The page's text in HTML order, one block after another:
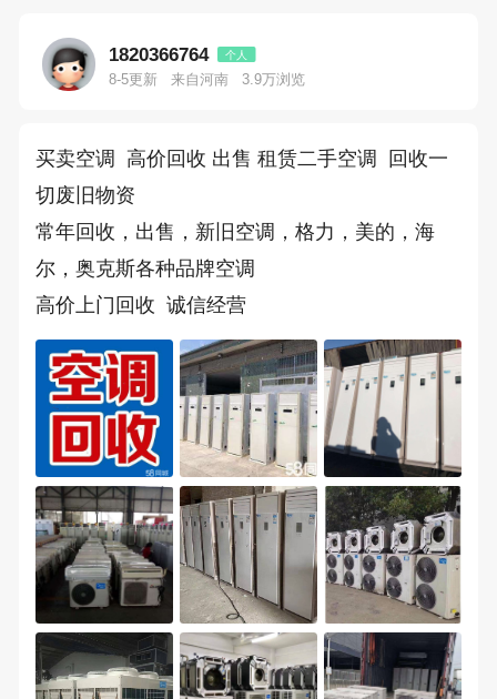
1820366764 个人
8-5更新 来自河南 3.9万浏览
买卖空调  高价回收 出售 租赁二手空调  回收一
切废旧物资
常年回收，出售，新旧空调，格力，美的，海
尔，奥克斯各种品牌空调
高价上门回收  诚信经营